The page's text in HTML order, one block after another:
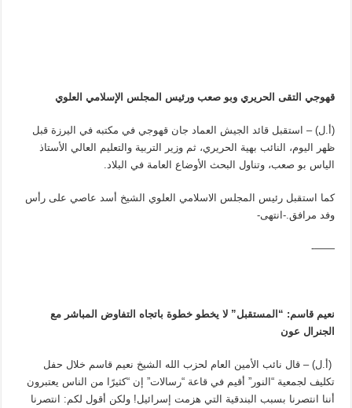
قهوجي التقى الحريري وبو صعب ورئيس المجلس الإسلامي العلوي
(أ.ل) – استقبل قائد الجيش العماد جان قهوجي في مكتبه في اليرزة قبل
ظهر اليوم، النائب بهية الحريري، ثم وزير التربية والتعليم العالي الأستاذ
الياس بو صعب، وتناول البحث الأوضاع العامة في البلاد.
كما استقبل رئيس المجلس الاسلامي العلوي الشيخ أسد عاصي على رأس
وفد مرافق.-انتهى-
——-
نعيم قاسم: “المستقبل” لا يخطو خطوة باتجاه التفاوض المباشر مع
الجنرال عون
(أ.ل) – قال نائب الأمين العام لحزب الله الشيخ نعيم قاسم خلال حفل
تكليف لجمعية “النور” أقيم في قاعة “رسالات” إن “كثيرًا من الناس يعتبرون
أننا انتصرنا بسبب البندقية التي هزمت إسرائيل! ولكن أقول لكم: انتصرنا